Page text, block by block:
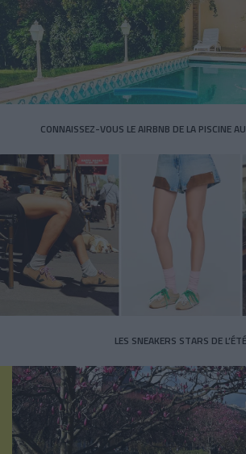
CONNAISSEZ-VOUS LE AIRBNB DE LA PISCINE
LES SNEAKERS STARS DE L’ÉTÉ